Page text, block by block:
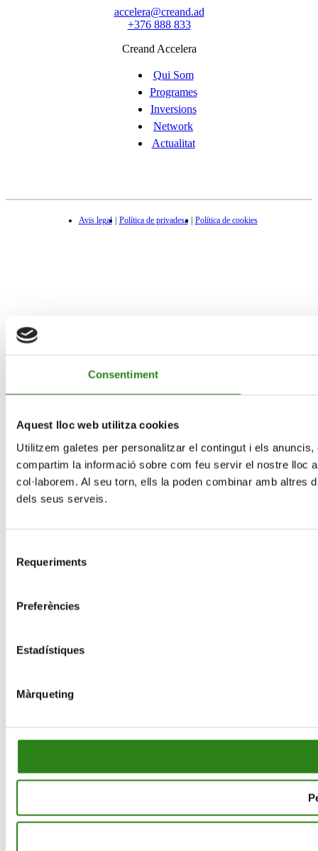
Consentiment
Aquest lloc web utilitza cookies
Utilitzem galetes per personalitzar el contingut i els
compartim la informació sobre com feu servir el nostre lloc
col·laborem. Al seu torn, ells la poden combinar amb altres
dels seus serveis.
Requeriments
Preferències
Estadístiques
Màrqueting
accelera@creand.ad
+376 888 833
Creand Accelera
Qui Som
Programes
Inversions
Network
Actualitat
Avis legal Política de privadesa Política de cookies